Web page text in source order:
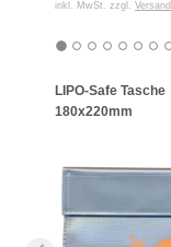
inkl. MwSt. zzgl. Versand
LIPO-Safe Tasche
180x220mm